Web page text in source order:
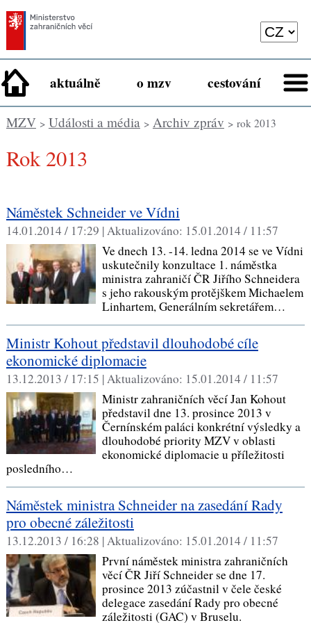
aktuálně o mzv cestování
MZV> Události a média> Archiv zpráv > rok 2013
rok 2013
Náměstek Schneider ve Vídni
14.01.2014 / 17:29 |Aktualizováno: 15.01.2014 / 11:57
Ve dnech 13. -14. ledna 2014 se ve Vídni
uskutečnily konzultace 1. náměstka
ministra zahraničí ČR Jiřího Schneidera
s jeho rakouským protějškem Michaelem
Linhartem, Generálním sekretářem…
Ministr Kohout představil dlouhodobé cíle
ekonomické diplomacie
13.12.2013 / 17:15 |Aktualizováno: 15.01.2014 / 11:57
Ministr zahraničních věcí Jan Kohout
představil dne 13. prosince 2013 v
Černínském paláci konkrétní výsledky a
dlouhodobé priority MZV v oblasti
ekonomické diplomacie u příležitosti
posledního…
Náměstek ministra Schneider na zasedání Rady
pro obecné záležitosti
13.12.2013 / 16:28 |Aktualizováno: 15.01.2014 / 11:57
První náměstek ministra zahraničních
věcí ČR Jiří Schneider se dne 17.
prosince 2013 zúčastnil v čele české
delegace zasedání Rady pro obecné
záležitosti (GAC) v Bruselu.